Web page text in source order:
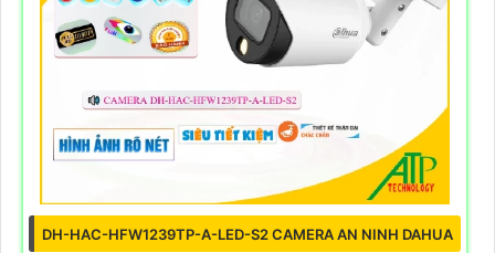
DH-HAC-HFW1239TP-A-LED-S2 CAMERA AN NINH DAHUA